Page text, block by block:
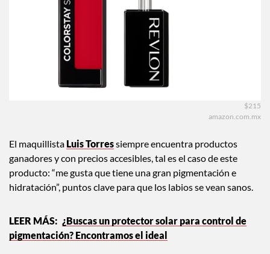
$215
amazon.com.mx
El maquillista Luis Torressiempre encuentra productos
ganadores y con precios accesibles, tal es el caso de este
producto: “me gusta que tiene una gran pigmentación e
hidratación”, puntos clave para que los labios se vean sanos.
¿Buscas un protector solar para control de
pigmentación? Encontramos el ideal